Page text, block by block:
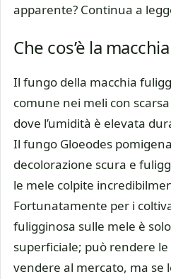
apparente? Continua a
Che cos’è la
Il fungo della macchia
comune nei meli con
dove l’umidità è elevata
Il fungo Gloeodes
decolorazione scura e
le mele colpite
Fortunatamente per i
fuligginosa sulle mele è
superficiale; può rendere
vendere al mercato, ma se